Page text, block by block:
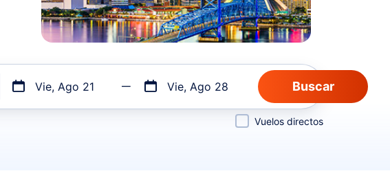
Vie, Ago 21 Vie, Ago 28
Vuelos directos